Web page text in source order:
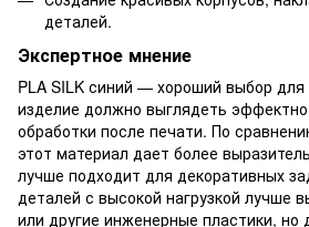
деталей.
Экспертное мнение
PLA SILK синий — хороший выбор для
изделие должно выглядеть
обработки после печати. По
этот материал дает более
лучше подходит для декоративных
деталей с высокой нагрузкой лучше
или другие инженерные пластики, но